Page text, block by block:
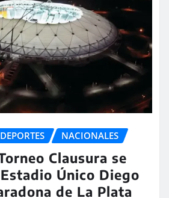
DEPORTES NACIONALES
Clausura se
Único Diego
de La Plata